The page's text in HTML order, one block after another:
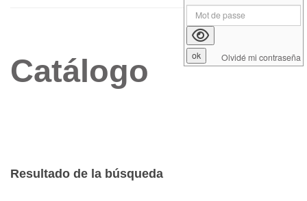
Catálogo
Resultado de la búsqueda
Olvidé mi contraseña